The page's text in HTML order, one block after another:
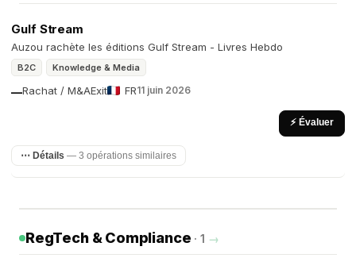
Gulf Stream
Auzou rachète les éditions Gulf Stream - Livres Hebdo
B2C Knowledge & Media
Rachat / M&A
— Exit FR11 juin 2026
⚡ Évaluer
⋯ Détails — 3 opérations similaires
RegTech & Compliance · 1 →